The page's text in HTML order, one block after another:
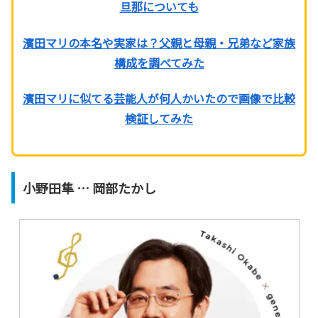
旦那についても
濱田マリの本名や実家は？父親と母親・兄弟など家族
構成を調べてみた
濱田マリに似てる芸能人が何人かいたので画像で比較
検証してみた
小野田隼 … 岡部たかし